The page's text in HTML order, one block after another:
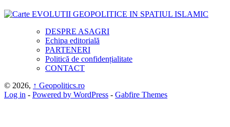
DESPRE ASAGRI
Echipa editorială
PARTENERI
Politică de confidențialitate
CONTACT
© 2026, ↑ Geopolitics.ro
Log in - Powered by WordPress - Gabfire Themes